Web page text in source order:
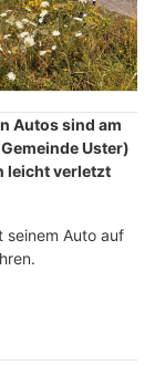
Autos sind am
Uster)
leicht verletzt
seinem Auto auf